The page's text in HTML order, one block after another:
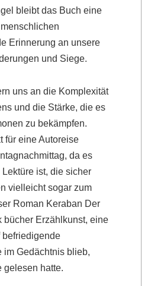
bleibt das Buch eine
Erinnerung an unsere
und Siege.
uns an die Komplexität
und die Stärke, die es
zu bekämpfen.
für eine Autoreise
da es
ist, die sicher
vielleicht sogar zum
Roman Keraban Der
bücher Erzählkunst, eine
befriedigende
im Gedächtnis blieb,
gelesen hatte.